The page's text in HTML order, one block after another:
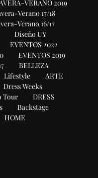
VERANO 2019
Verano 17/18
Verano 16/17
Diseño UY
EVENTOS 2022
EVENTOS 2019
BELLEZA
Lifestyle
ARTE
Dress Weeks
Tour
DRESS
Backstage
HOME